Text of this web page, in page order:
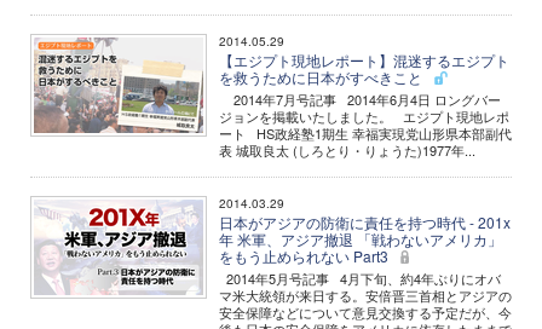
2014.05.29
【エジプト現地レポート】混迷するエジプト
を救うために日本がすべきこと
2014年7月号記事 2014年6月4日 ロングバー
ジョンを掲載いたしました。 エジプト現地レポ
ート HS政経塾1期生 幸福実現党山形県本部副代
表 城取良太 (しろとり・りょうた)1977年...
2014.03.29
日本がアジアの防衛に責任を持つ時代 - 201x
年 米軍、アジア撤退 「戦わないアメリカ」
をもう止められない Part3
2014年5月号記事 4月下旬、約4年ぶりにオバ
マ米大統領が来日する。安倍晋三首相とアジアの
安全保障などについて意見交換する予定だが、今